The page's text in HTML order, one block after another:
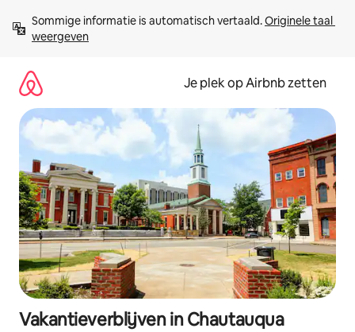
direct
naar
Sommige informatie is automatisch vertaald. Originele taal
weergeven
Je plek op Airbnb zetten
Vakantieverblijven in Chautauqua